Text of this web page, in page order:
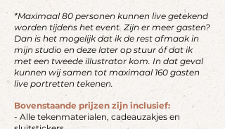
*Maximaal 80 personen kunnen live getekend
worden tijdens het event. Zijn er meer gasten?
Dan is het mogelijk dat ik de rest afmaakin
mijn studio en deze later op stuur óf dat ik
met een tweede illustrator kom. In dat geval
kunnen wij samen tot maximaal 160 gasten
live portretten tekenen.
Bovenstaande prijzen zijn inclusief:
- Alle tekenmaterialen, cadeauzakjes en